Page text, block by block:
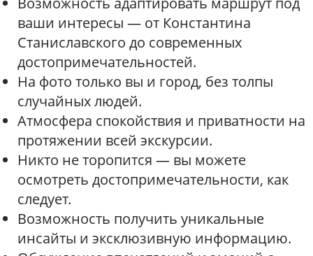
ваши интересы — от Константина
Станиславского до современных
достопримечательностей.
На фото только вы и город, без толпы
случайных людей.
Атмосфера спокойствия и приватности на
протяжении всей экскурсии.
Никто не торопится — вы можете
осмотреть достопримечательности, как
следует.
Возможность получить уникальные
инсайты и эксклюзивную информацию.